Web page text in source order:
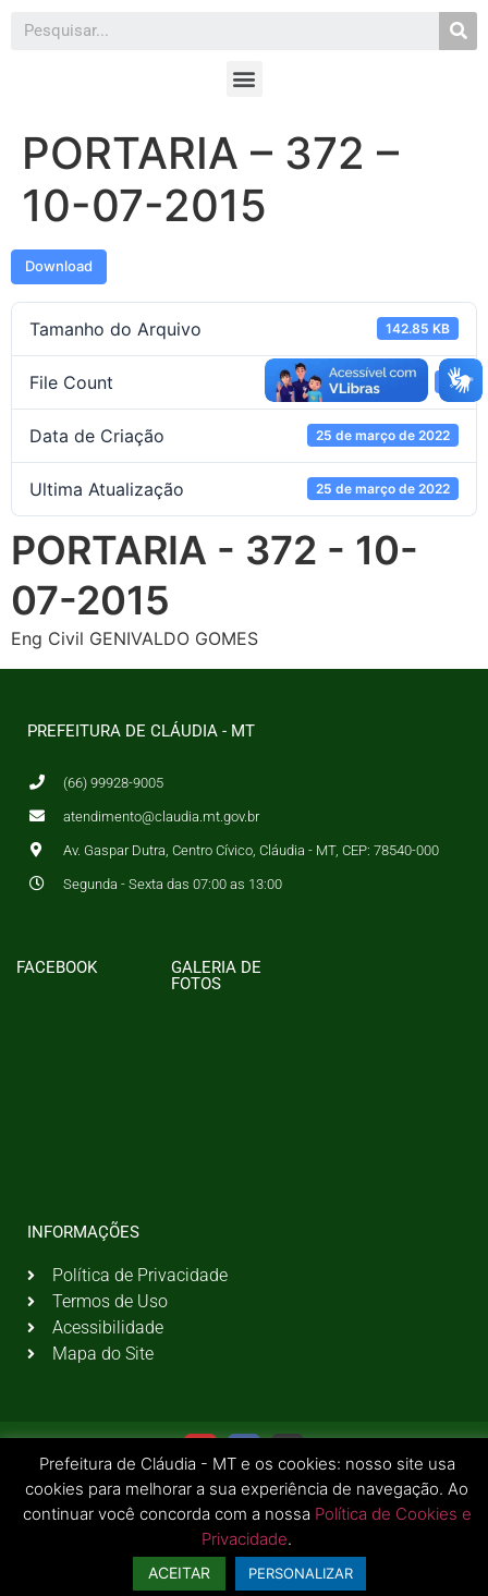
PORTARIA – 372 –
10-07-2015
Download
Tamanho do Arquivo 142.85 KB
File Count 1
Data de Criação 25 de março de 2022
Ultima Atualização 25 de março de 2022
PORTARIA - 372 - 10-
07-2015
Eng Civil GENIVALDO GOMES
PREFEITURA DE CLÁUDIA - MT
(66) 99928-9005
atendimento@claudia.mt.gov.br
Av. Gaspar Dutra, Centro Cívico, Cláudia - MT, CEP: 78540-000
Segunda - Sexta das 07:00 as 13:00
FACEBOOK
GALERIA DE
FOTOS
INFORMAÇÕES
Política de Privacidade
Termos de Uso
Acessibilidade
Mapa do Site
© 2026 Todos os Direitos Reservados | Prefeitura Municipal de Cláudia - MT
Prefeitura de Cláudia - MT e os cookies: nosso site usa
cookies para melhorar a sua experiência de navegação. Ao
continuar você concorda com a nossa Política de Cookies e
Privacidade.
ACEITAR PERSONALIZAR